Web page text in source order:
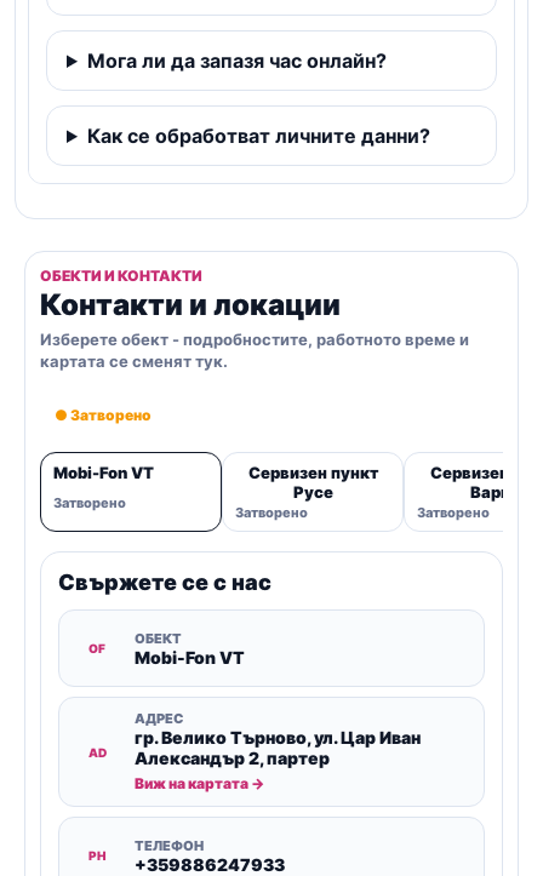
Мога ли да запазя час онлайн?
Как се обработват личните данни?
ОБЕКТИ И КОНТАКТИ
Контакти и локации
Изберете обект - подробностите, работното време и
картата се сменят тук.
● Затворено
Mobi-Fon VT
Затворено
Сервизен пункт
Русе
Затворено
Сервизен
Варна
Затворено
Свържете се с нас
OF
ОБЕКТ
Mobi-Fon VT
AD
АДРЕС
гр. Велико Търново, ул. Цар Иван
Александър 2, партер
Виж на картата →
PH
ТЕЛЕФОН
+359886247933